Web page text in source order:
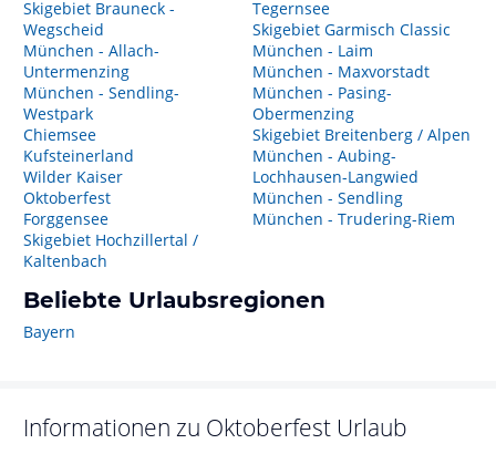
Skigebiet Brauneck -
Wegscheid
München - Allach-
Untermenzing
München - Sendling-
Westpark
Chiemsee
Kufsteinerland
Wilder Kaiser
Oktoberfest
Forggensee
Skigebiet Hochzillertal /
Kaltenbach
Tegernsee
Skigebiet Garmisch Classic
München - Laim
München - Maxvorstadt
München - Pasing-
Obermenzing
Skigebiet Breitenberg / Alpen
München - Aubing-
Lochhausen-Langwied
München - Sendling
München - Trudering-Riem
Beliebte Urlaubsregionen
Bayern
Informationen zu Oktoberfest Urlaub